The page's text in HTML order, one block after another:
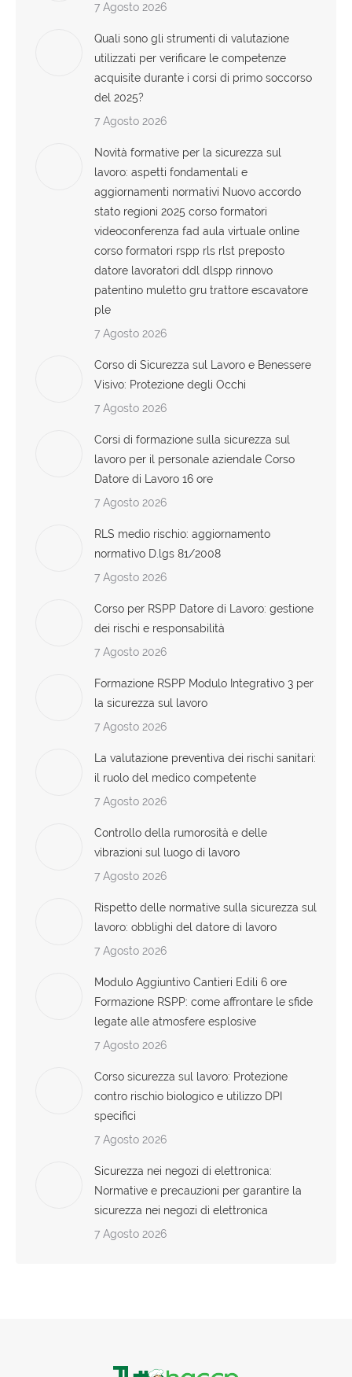
7 Agosto 2026
Quali sono gli strumenti di valutazione
utilizzati per verificare le competenze
acquisite durante i corsi di primo soccorso
del 2025?
7 Agosto 2026
Novità formative per la sicurezza sul
lavoro: aspetti fondamentali e
aggiornamenti normativi Nuovo accordo
stato regioni 2025 corso formatori
videoconferenza fad aula virtuale online
corso formatori rspp rls rlst preposto
datore lavoratori ddl dlspp rinnovo
patentino muletto gru trattore escavatore
ple
7 Agosto 2026
Corso di Sicurezza sul Lavoro e Benessere
Visivo: Protezione degli Occhi
7 Agosto 2026
Corsi di formazione sulla sicurezza sul
lavoro per il personale aziendale Corso
Datore di Lavoro 16 ore
7 Agosto 2026
RLS medio rischio: aggiornamento
normativo D.lgs 81/2008
7 Agosto 2026
Corso per RSPP Datore di Lavoro: gestione
dei rischi e responsabilità
7 Agosto 2026
Formazione RSPP Modulo Integrativo 3 per
la sicurezza sul lavoro
7 Agosto 2026
La valutazione preventiva dei rischi sanitari:
il ruolo del medico competente
7 Agosto 2026
Controllo della rumorosità e delle
vibrazioni sul luogo di lavoro
7 Agosto 2026
Rispetto delle normative sulla sicurezza sul
lavoro: obblighi del datore di lavoro
7 Agosto 2026
Modulo Aggiuntivo Cantieri Edili 6 ore
Formazione RSPP: come affrontare le sfide
legate alle atmosfere esplosive
7 Agosto 2026
Corso sicurezza sul lavoro: Protezione
contro rischio biologico e utilizzo DPI
specifici
7 Agosto 2026
Sicurezza nei negozi di elettronica:
Normative e precauzioni per garantire la
sicurezza nei negozi di elettronica
7 Agosto 2026